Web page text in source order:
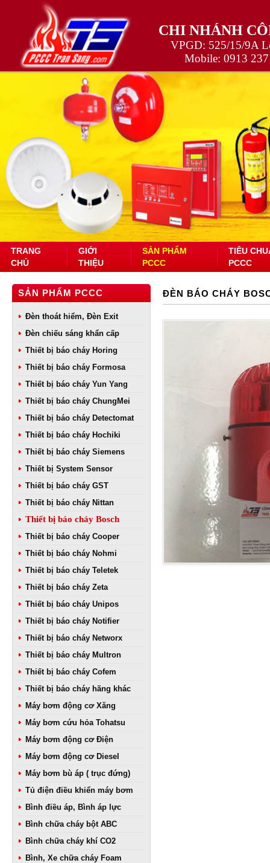
CHI NHÁNH
VPGD: 525/15/9A
Mobile: 0913
TRANG
CHỦ
GIỚI
THIỆU
SẢN PHẨM
PCCC
TIÊU
PCCC
SẢN PHẨM PCCC
Đèn thoát hiểm, Đèn Exit
Đèn chiếu sáng khẩn cấp
Thiết bị báo cháy Horing
Thiết bị báo cháy Formosa
Thiết bị báo cháy Yun Yang
Thiết bị báo cháy ChungMei
Thiết bị báo cháy Detectomat
Thiết bị báo cháy Hochiki
Thiết bị báo cháy Siemens
Thiết bị System Sensor
Thiết bị báo cháy GST
Thiết bị báo cháy Nittan
Thiết bị báo cháy Bosch
Thiết bị báo cháy Cooper
Thiết bị báo cháy Nohmi
Thiết bị báo cháy Teletek
Thiết bị báo cháy Zeta
Thiết bị báo cháy Unipos
Thiết bị báo cháy Notifier
Thiết bị báo cháy Networx
Thiết bị báo cháy Multron
Thiết bị báo cháy Cofem
Thiết bị báo cháy hãng khác
Máy bơm động cơ Xăng
Máy bơm cứu hỏa Tohatsu
Máy bơm động cơ Điện
Máy bơm động cơ Diesel
Máy bơm bù áp ( trục đứng)
Tủ điện điều khiển máy bơm
Bình điều áp, Bình áp lực
Bình chữa cháy bột ABC
Bình chữa cháy khí CO2
Bình, Xe chữa cháy Foam
ĐÈN BÁO CHÁY